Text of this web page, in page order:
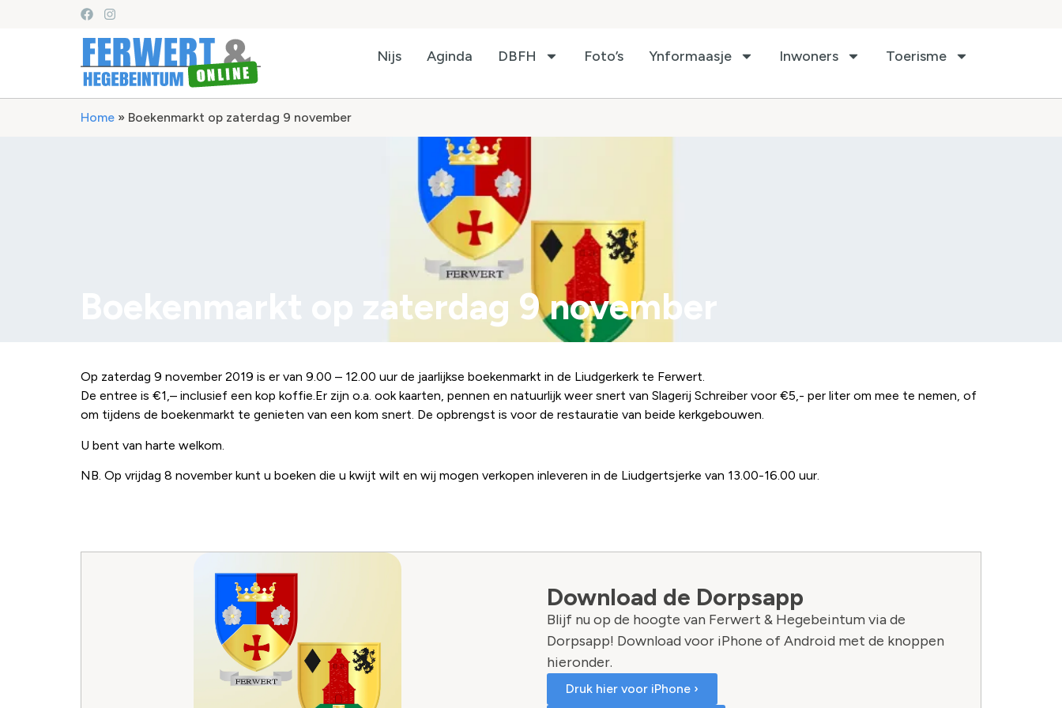
Nijs Aginda DBFH Foto’s Ynformaasje Inwoners Toerisme
Home » Boekenmarkt op zaterdag 9 november
Boekenmarkt op zaterdag 9 november
Op zaterdag 9 november 2019 is er van 9.00 – 12.00 uur de jaarlijkse boekenmarkt in de Liudgerkerk te Ferwert.
De entree is €1,– inclusief een kop koffie.Er zijn o.a. ook kaarten, pennen en natuurlijk weer snert van Slagerij Schreiber voor €5,- per liter om mee te nemen, of
om tijdens de boekenmarkt te genieten van een kom snert. De opbrengst is voor de restauratie van beide kerkgebouwen.
U bent van harte welkom.
NB. Op vrijdag 8 november kunt u boeken die u kwijt wilt en wij mogen verkopen inleveren in de Liudgertsjerke van 13.00-16.00 uur.
Download de Dorpsapp
Blijf nu op de hoogte van Ferwert & Hegebeintum via de
Dorpsapp! Download voor iPhone of Android met de knoppen
hieronder.
Druk hier voor iPhone ›